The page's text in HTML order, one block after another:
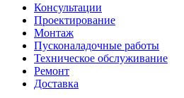
Консультации
Проектирование
Монтаж
Пусконаладочные работы
Техническое обслуживание
Ремонт
Доставка